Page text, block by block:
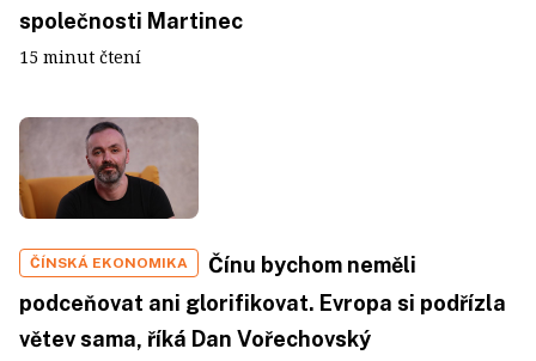
společnosti Martinec
15 minut čtení
ČÍNSKÁ EKONOMIKA
Čínu bychom neměli
podceňovat ani glorifikovat. Evropa si podřízla
větev sama, říká Dan Vořechovský